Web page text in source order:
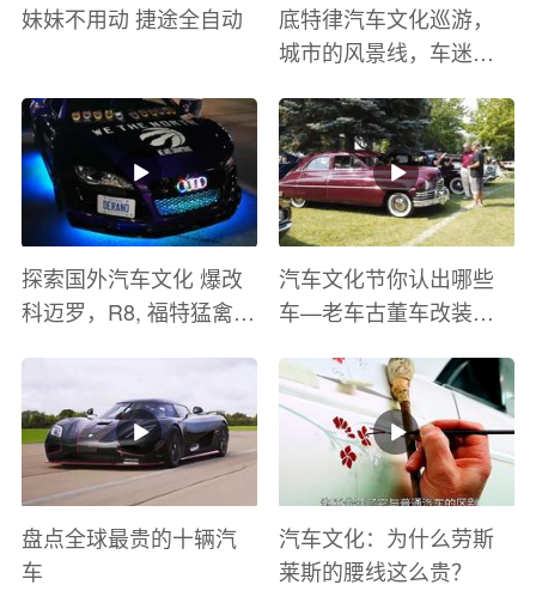
妹妹不用动 捷途全自动
底特律汽车文化巡游，
城市的风景线，车迷的
探索国外汽车文化 爆改
科迈罗，R8, 福特猛禽
汽车文化节你认出哪些
车—老车古董车改装车
盘点全球最贵的十辆汽
车
汽车文化：为什么劳斯
莱斯的腰线这么贵？